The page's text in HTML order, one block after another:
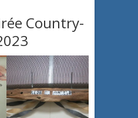
Country-